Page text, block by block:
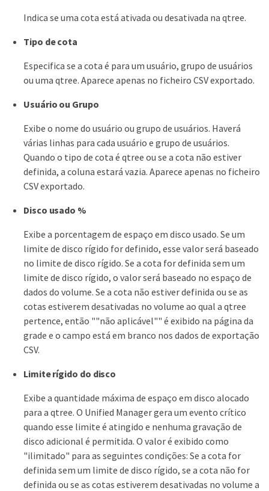
Indica se uma cota está ativada ou desativada na qtree.
Tipo de cota
Especifica se a cota é para um usuário, grupo de usuários
ou uma qtree. Aparece apenas no ficheiro CSV exportado.
Usuário ou Grupo
Exibe o nome do usuário ou grupo de usuários. Haverá
várias linhas para cada usuário e grupo de usuários.
Quando o tipo de cota é qtree ou se a cota não estiver
definida, a coluna estará vazia. Aparece apenas no ficheiro
CSV exportado.
Disco usado %
Exibe a porcentagem de espaço em disco usado. Se um
limite de disco rígido for definido, esse valor será baseado
no limite de disco rígido. Se a cota for definida sem um
limite de disco rígido, o valor será baseado no espaço de
dados do volume. Se a cota não estiver definida ou se as
cotas estiverem desativadas no volume ao qual a qtree
pertence, então ""não aplicável"" é exibido na página da
grade e o campo está em branco nos dados de exportação
CSV.
Limite rígido do disco
Exibe a quantidade máxima de espaço em disco alocado
para a qtree. O Unified Manager gera um evento crítico
quando esse limite é atingido e nenhuma gravação de
disco adicional é permitida. O valor é exibido como
"ilimitado" para as seguintes condições: Se a cota for
definida sem um limite de disco rígido, se a cota não for
definida ou se as cotas estiverem desativadas no volume a